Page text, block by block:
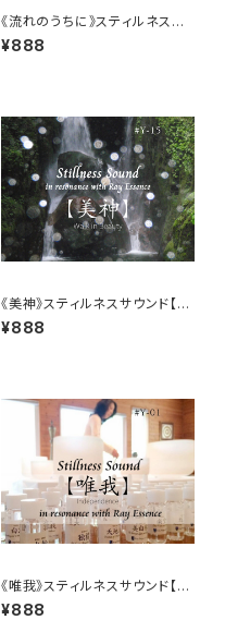
《流れのうちに》スティルネスサ
ウンド【ダウンロード音源】
¥888
《美神》スティルネスサウンド【ダ
ウンロード音源】
¥888
《唯我》スティルネスサウンド【ダ
ウンロード音源】
¥888